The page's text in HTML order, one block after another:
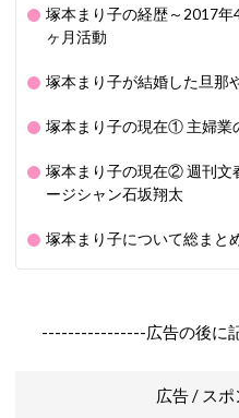
塚本まり子の経歴～2017
ヶ月活動
塚本まり子が結婚した旦那
塚本まり子の現在① 主婦業
塚本まり子の現在② 週刊文
ージシャン石坂翔太
塚本まり子について総まと
----------------広告の後に
広告 / ス